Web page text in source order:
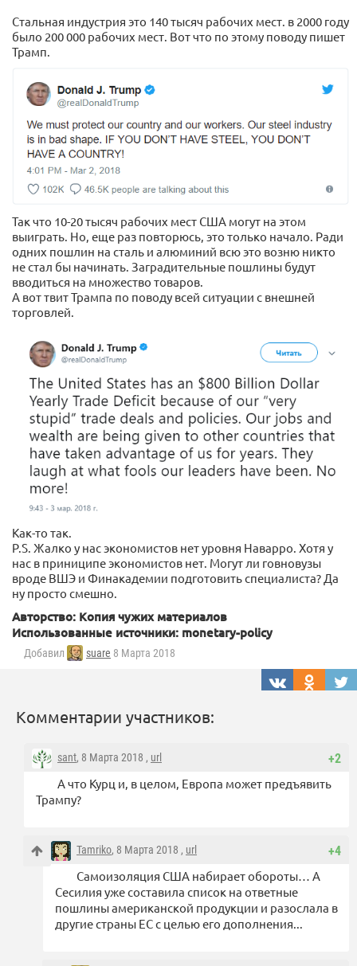
Стальная индустрия это 140 тысяч рабочих мест. в 2000 году
было 200 000 рабочих мест. Вот что по этому поводу пишет
Трамп.
Так что 10-20 тысяч рабочих мест США могут на этом
выиграть. Но, еще раз повторюсь, это только начало. Ради
одних пошлин на сталь и алюминий всю это возню никто
не стал бы начинать. Заградительные пошлины будут
вводиться на множество товаров.
А вот твит Трампа по поводу всей ситуации с внешней
торговлей.
Как-то так.
P.S. Жалко у нас экономистов нет уровня Наварро. Хотя у
нас в приниципе экономистов нет. Могут ли говновузы
вроде ВШЭ и Финакадемии подготовить специалиста? Да
ну просто смешно.
Авторство: Копия чужих материалов
Использованные источники: monetary-policy
Добавил suare 8 Марта 2018
Комментарии участников:
+2
sant, 8 Марта 2018 , url
А что Курц и, в целом, Европа может предъявить
Трампу?
+4
Tamriko, 8 Марта 2018 , url
Самоизоляция США набирает обороты… А
Сесилия уже составила список на ответные
пошлины американской продукции и разослала в
другие страны ЕС с целью его дополнения...